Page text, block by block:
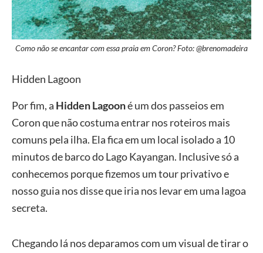
Como não se encantar com essa praia em Coron? Foto: @brenomadeira
Hidden Lagoon
Por fim, a Hidden Lagooné um dos passeios em
Coron que não costuma entrar nos roteiros mais
comuns pela ilha. Ela fica em um local isolado a 10
minutos de barco do Lago Kayangan. Inclusive só a
conhecemos porque fizemos um tour privativo e
nosso guia nos disse que iria nos levar em uma lagoa
secreta.
Chegando lá nos deparamos com um visual de tirar o